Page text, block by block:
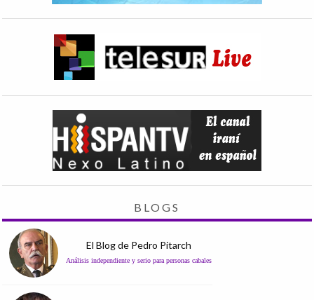
BLOGS
El Blog de Pedro Pitarch
Análisis independiente y serio para personas cabales